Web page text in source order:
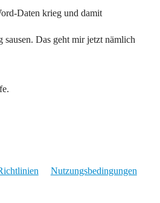
Daten krieg und damit
sausen. Das geht mir jetzt nämlich
Nutzungsbedingungen